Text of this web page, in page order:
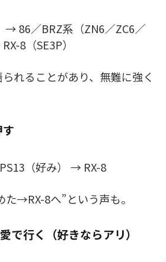
→ 86／BRZ系（ZN6／ZC6／
8（SE3P）
れることがあり、無難に強く
（好み） → RX-8
た→RX-8へ”という声も。
で行く（好きならアリ）